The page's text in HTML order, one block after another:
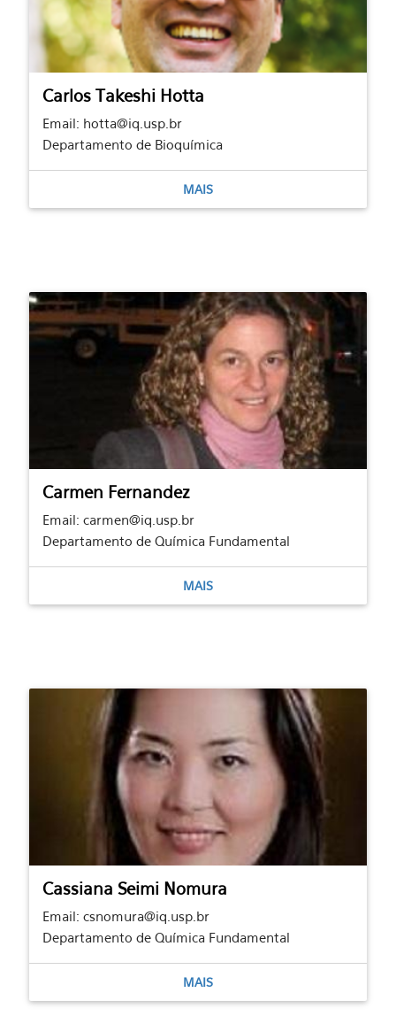
Carlos Takeshi Hotta
Email: hotta@iq.usp.br
Departamento de Bioquímica
MAIS
Carmen Fernandez
Email: carmen@iq.usp.br
Departamento de Química Fundamental
MAIS
Cassiana Seimi Nomura
Email: csnomura@iq.usp.br
Departamento de Química Fundamental
MAIS